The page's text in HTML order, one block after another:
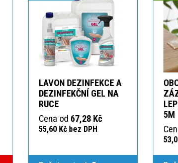
LAVON DEZINFEKCE A
DEZINFEKČNÍ GEL NA
RUCE
Cena od 67,28 Kč
55,60 Kč bez DPH
5M